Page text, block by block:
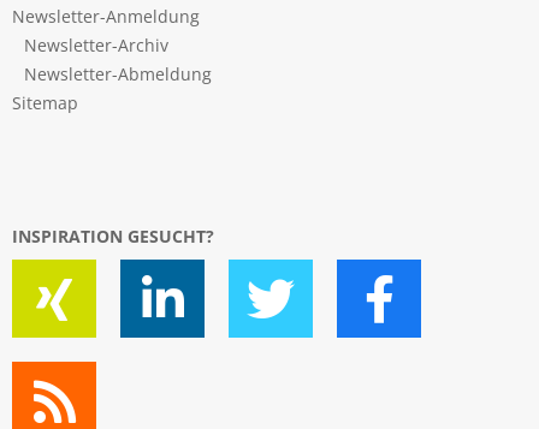
Newsletter-Anmeldung
Newsletter-Archiv
Newsletter-Abmeldung
Sitemap
INSPIRATION GESUCHT?